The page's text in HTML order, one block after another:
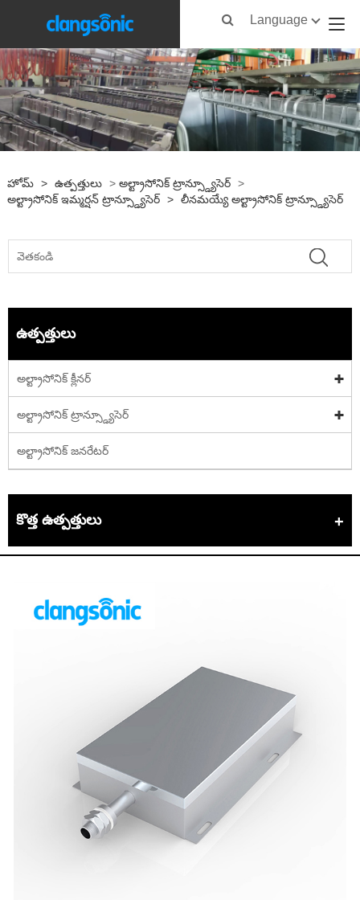
Language
హోమ్ > ఉత్పత్తులు > అల్ట్రాసోనిక్ ట్రాన్స్డ్యూసెర్ >
అల్ట్రాసోనిక్ ఇమ్మర్షన్ ట్రాన్స్డ్యూసెర్ > లీనమయ్యే అల్ట్రాసోనిక్ ట్రాన్స్డ్యూసెర్
ఉత్పత్తులు
అల్ట్రాసోనిక్ క్లీనర్
అల్ట్రాసోనిక్ ట్రాన్స్డ్యూసెర్
అల్ట్రాసోనిక్ జనరేటర్
కొత్త ఉత్పత్తులు